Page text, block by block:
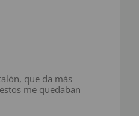
que da más
me quedaban